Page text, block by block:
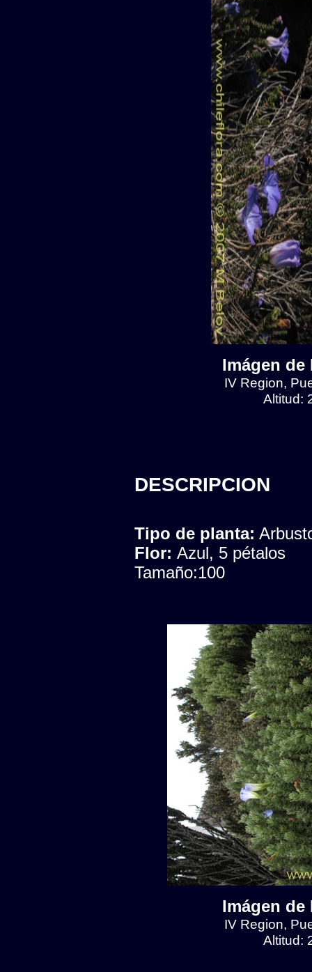
Imágen de
IV Region,
Altitud:
DESCRIPCION
Tipo de planta:
Flor: Azul, 5 pétalos
Tamaño:100
Imágen de
IV Region,
Altitud: